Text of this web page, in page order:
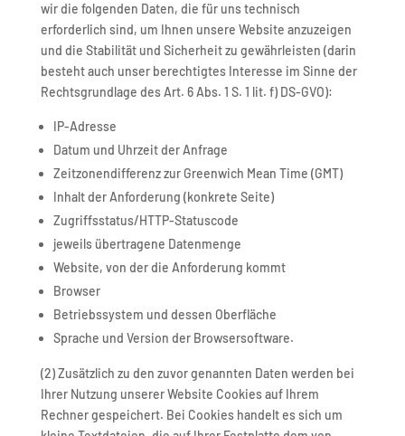
wir die folgenden Daten, die für uns technisch
erforderlich sind, um Ihnen unsere Website anzuzeigen
und die Stabilität und Sicherheit zu gewährleisten (darin
besteht auch unser berechtigtes Interesse im Sinne der
Rechtsgrundlage des Art. 6 Abs. 1 S. 1 lit. f) DS-GVO):
IP-Adresse
Datum und Uhrzeit der Anfrage
Zeitzonendifferenz zur Greenwich Mean Time (GMT)
Inhalt der Anforderung (konkrete Seite)
Zugriffsstatus/HTTP-Statuscode
jeweils übertragene Datenmenge
Website, von der die Anforderung kommt
Browser
Betriebssystem und dessen Oberfläche
Sprache und Version der Browsersoftware.
(2) Zusätzlich zu den zuvor genannten Daten werden bei
Ihrer Nutzung unserer Website Cookies auf Ihrem
Rechner gespeichert. Bei Cookies handelt es sich um